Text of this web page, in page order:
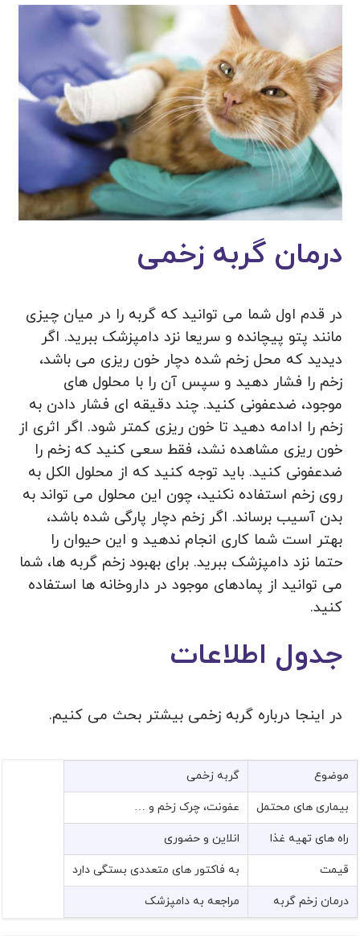
درمان گربه زخمی
در قدم اول شما می توانید که گربه را در میان چیزی
مانند پتو پیچانده و سریعا نزد دامپزشک ببرید. اگر
دیدید که محل زخم شده دچار خون ریزی می باشد،
زخم را فشار دهید و سپس آن را با محلول های
موجود، ضدعفونی کنید. چند دقیقه ای فشار دادن به
زخم را ادامه دهید تا خون ریزی کمتر شود. اگر اثری از
خون ریزی مشاهده نشد، فقط سعی کنید که زخم را
ضدعفونی کنید. باید توجه کنید که از محلول الکل به
روی زخم استفاده نکنید، چون این محلول می تواند به
بدن آسیب برساند. اگر زخم دچار پارگی شده باشد،
بهتر است شما کاری انجام ندهید و این حیوان را
حتما نزد دامپزشک ببرید. برای بهبود زخم گربه ها، شما
می توانید از پمادهای موجود در داروخانه ها استفاده
کنید.
جدول اطلاعات
در اینجا درباره گربه زخمی بیشتر بحث می کنیم.
موضوع گربه زخمی
بیماری های محتمل عفونت، چرک زخم و …
راه های تهیه غذا انلاین و حضوری
قیمت به فاکتور های متعددی بستگی دارد
درمان زخم گربه مراجعه به دامپزشک